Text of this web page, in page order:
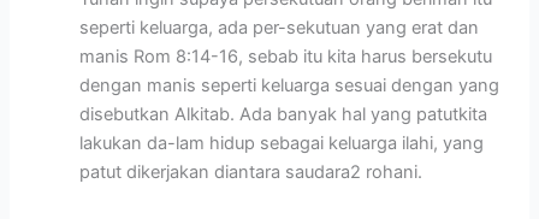
seperti keluarga, ada per-sekutuan yang erat dan
manis Rom 8:14-16, sebab itu kita harus bersekutu
dengan manis seperti keluarga sesuai dengan yang
disebutkan Alkitab. Ada banyak hal yang patutkita
lakukan da-lam hidup sebagai keluarga ilahi, yang
patut dikerjakan diantara saudara2 rohani.